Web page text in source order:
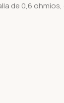
de 0,6